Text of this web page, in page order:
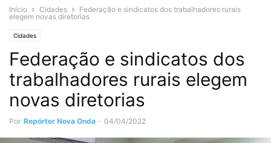
Início Cidades
Federação e sindicatos dos trabalhadores rurais
elegem novas diretorias
Cidades
Federação e sindicatos dos
trabalhadores rurais elegem
novas diretorias
Por Repórter Nova Onda - 04/04/2022